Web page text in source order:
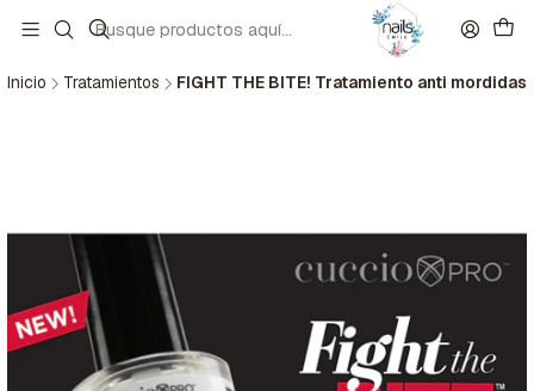
Inicio Tratamientos FIGHT THE BITE! Tratamiento anti mordidas